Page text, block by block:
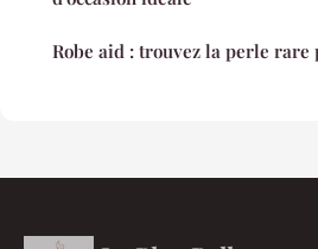
Robe aid : trouvez la perle